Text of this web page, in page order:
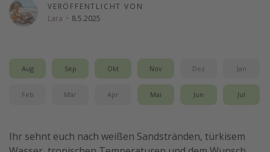
Strandurlaub
Hotels in Amsterdam
Hotels am Achensee
VERÖFFENTLICHT VON
Lara · 8.5.2025
Aug Sep Okt Nov Dez Jan
Feb Mär Apr Mai Jun Jul
Ihr sehnt euch nach weißen Sandstränden, türkisem